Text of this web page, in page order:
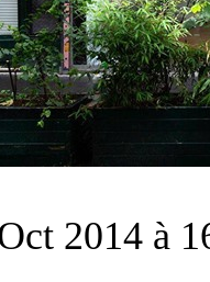
2014 à